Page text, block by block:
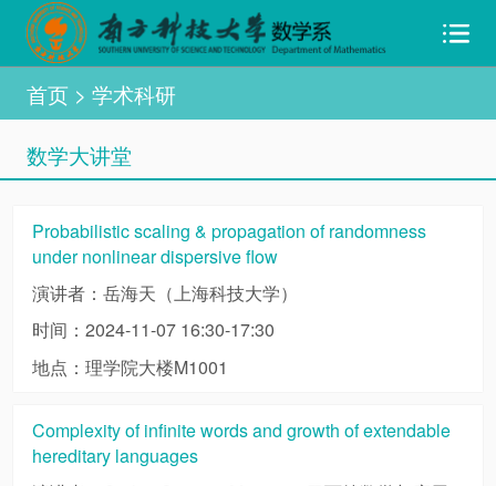
首页> 学术科研
数学大讲堂
Probabilistic scaling & propagation of randomness
under nonlinear dispersive flow
演讲者：岳海天（上海科技大学）
时间：2024-11-07 16:30-17:30
地点：理学院大楼M1001
Complexity of infinite words and growth of extendable
hereditary languages